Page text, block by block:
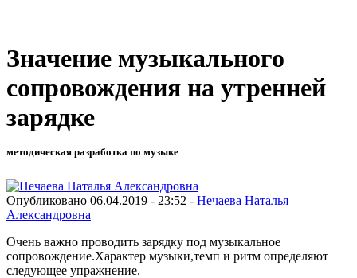
Значение музыкального
сопровождения на утренней
зарядке
методическая разработка по музыке
Опубликовано 06.04.2019 - 23:52 - Нечаева Наталья
Александровна
Очень важно проводить зарядку под музыкальное
сопровождение.Характер музыки,темп и ритм определяют
следующее упражнение.